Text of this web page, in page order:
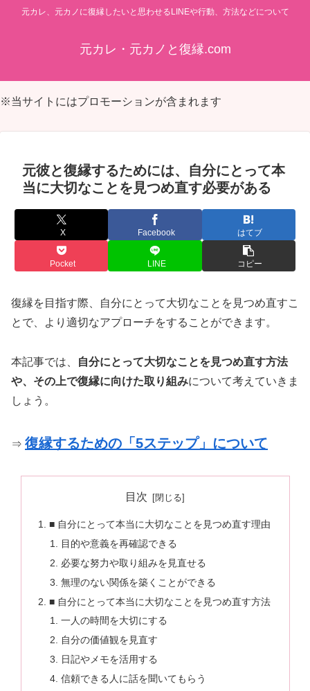
元カレ、元カノに復縁したいと思わせるLINEや行動、方法などについて
元カレ・元カノと復縁.com
※当サイトにはプロモーションが含まれます
元彼と復縁するためには、自分にとって本
当に大切なことを見つめ直す必要がある
X Facebook はてブ
Pocket LINE コピー
復縁を目指す際、自分にとって大切なことを見つめ直すこ
とで、より適切なアプローチをすることができます。
本記事では、
自分にとって大切なことを見つめ直す方法
や、その上で復縁に向けた取り組みについて考えていきま
しょう。
⇒ 復縁するための「5ステップ」について
目次
■ 自分にとって本当に大切なことを見つめ直す理由
目的や意義を再確認できる
必要な努力や取り組みを見直せる
無理のない関係を築くことができる
■ 自分にとって本当に大切なことを見つめ直す方法
一人の時間を大切にする
自分の価値観を見直す
日記やメモを活用する
信頼できる人に話を聞いてもらう